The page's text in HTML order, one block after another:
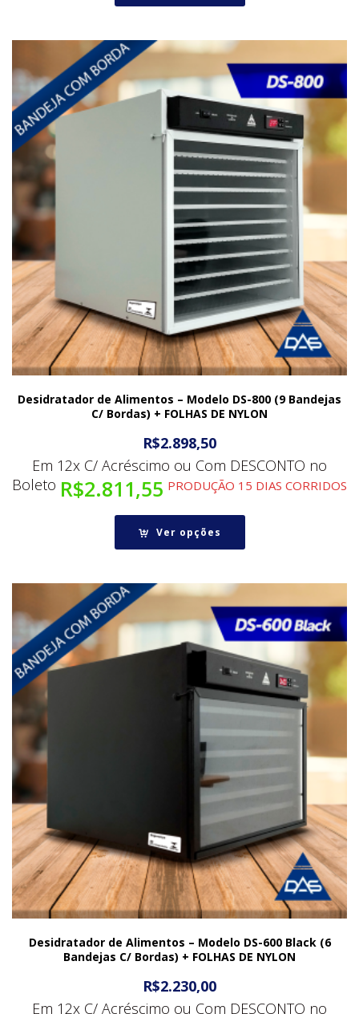
Desidratador de Alimentos – Modelo DS-800 (9 Bandejas
C/ Bordas) + FOLHAS DE NYLON
R$2.898,50
Em 12x C/ Acréscimo ou Com DESCONTO no
Boleto R$2.811,55 PRODUÇÃO 15 DIAS CORRIDOS
Ver opções
Desidratador de Alimentos – Modelo DS-600 Black (6
Bandejas C/ Bordas) + FOLHAS DE NYLON
R$2.230,00
Em 12x C/ Acréscimo ou Com DESCONTO no